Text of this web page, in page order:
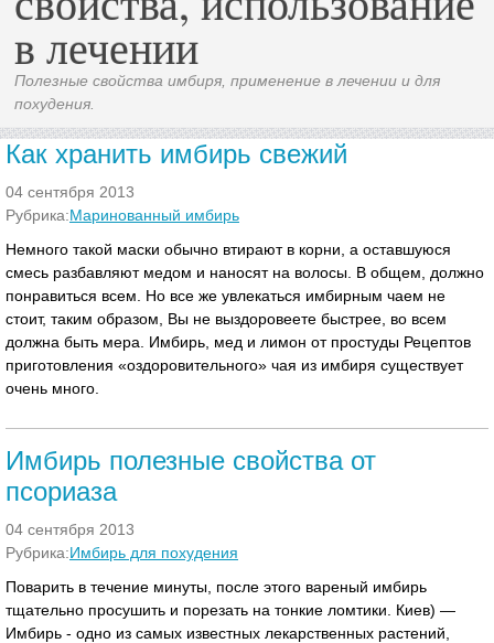
в лечении
Полезные свойства имбиря, применение в лечении и для
похудения.
Как хранить имбирь свежий
04 сентября 2013
Рубрика:Маринованный имбирь
Немного такой маски обычно втирают в корни, а оставшуюся
смесь разбавляют медом и наносят на волосы. В общем, должно
понравиться всем. Но все же увлекаться имбирным чаем не
стоит, таким образом, Вы не выздоровеете быстрее, во всем
должна быть мера. Имбирь, мед и лимон от простуды Рецептов
приготовления «оздоровительного» чая из имбиря существует
очень много.
Имбирь полезные свойства от
псориаза
04 сентября 2013
Рубрика:Имбирь для похудения
Поварить в течение минуты, после этого вареный имбирь
тщательно просушить и порезать на тонкие ломтики. Киев) —
Имбирь - одно из самых известных лекарственных растений,